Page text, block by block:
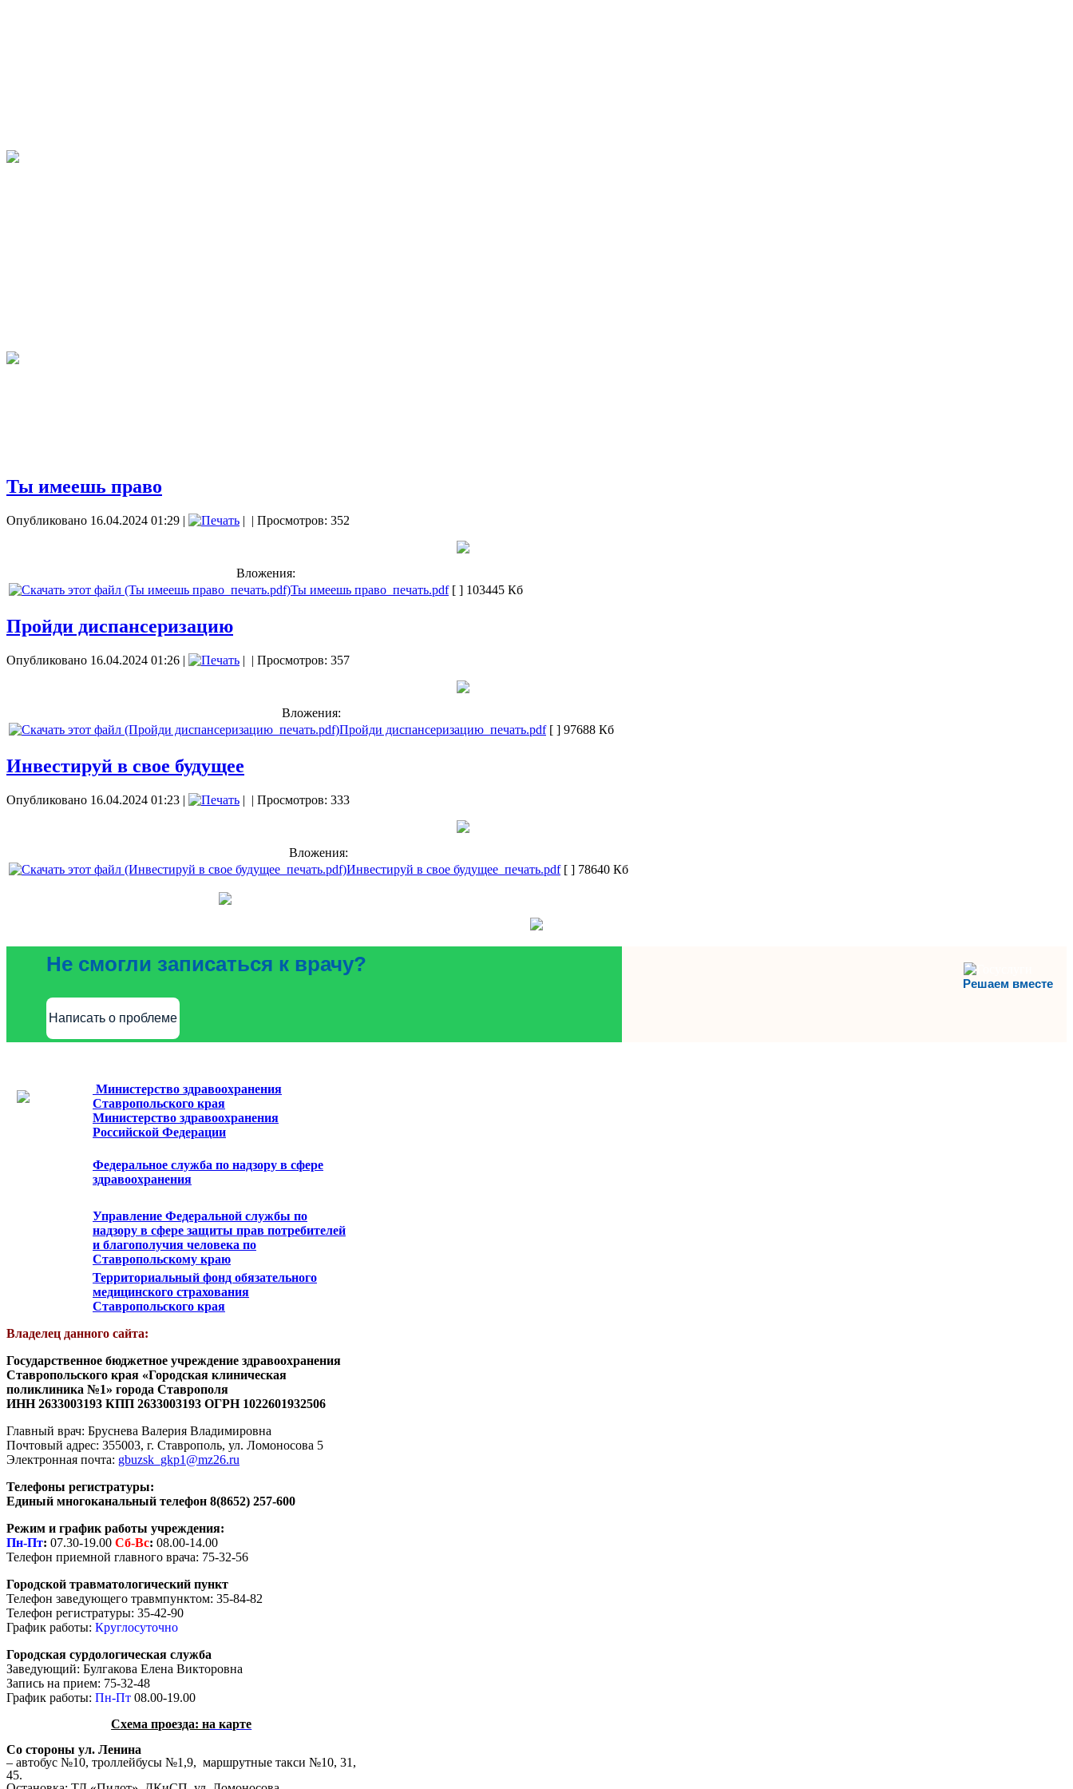
Ты имеешь право
Опубликовано 16.04.2024 01:29 | | | Просмотров: 352
Вложения:
Ты имеешь право_печать.pdf [ ] 103445 Кб
Пройди диспансеризацию
Опубликовано 16.04.2024 01:26 | | | Просмотров: 357
Вложения:
Пройди диспансеризацию_печать.pdf [ ] 97688 Кб
Инвестируй в свое будущее
Опубликовано 16.04.2024 01:23 | | | Просмотров: 333
Вложения:
Инвестируй в свое будущее_печать.pdf [ ] 78640 Кб
Решаем вместе
Не смогли записаться к врачу?
Написать о проблеме
Министерство здравоохранения
Ставропольского края
Министерство здравоохранения
Российской Федерации
Федеральное служба по надзору в сфере
здравоохранения
Управление Федеральной службы по
надзору в сфере защиты прав потребителей
и благополучия человека по
Ставропольскому краю
Территориальный фонд обязательного
медицинского страхования
Ставропольского края
Владелец данного сайта:
Государственное бюджетное учреждение здравоохранения
Ставропольского края «Городская клиническая
поликлиника №1» города Ставрополя
ИНН 2633003193 КПП 2633003193 ОГРН 1022601932506
Главный врач: Бруснева Валерия Владимировна
Почтовый адрес: 355003, г. Ставрополь, ул. Ломоносова 5
Электронная почта: gbuzsk_gkp1@mz26.ru
Телефоны регистратуры:
Единый многоканальный телефон 8(8652) 257-600
Режим и график работы учреждения:
Пн-Пт: 07.30-19.00 Сб-Вс: 08.00-14.00
Телефон приемной главного врача: 75-32-56
Городской травматологический пункт
Телефон заведующего травмпунктом: 35-84-82
Телефон регистратуры: 35-42-90
График работы: Круглосуточно
Городская сурдологическая служба
Заведующий: Булгакова Елена Викторовна
Запись на прием: 75-32-48
График работы: Пн-Пт 08.00-19.00
Схема проезда: на карте
Со стороны ул. Ленина
– автобус №10, троллейбусы №1,9, маршрутные такси №10, 31,
45.